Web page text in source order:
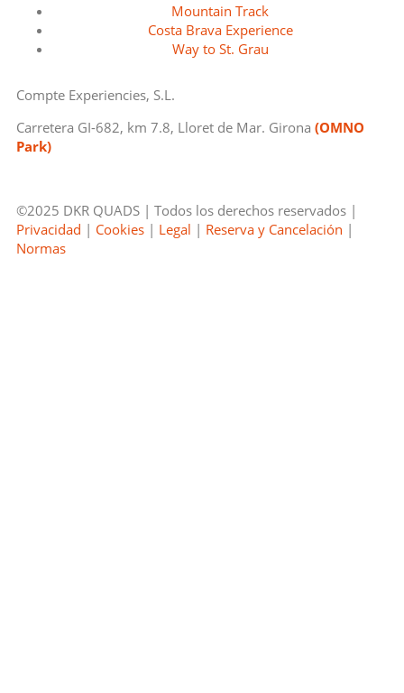
Mountain Track
Costa Brava Experience
Way to St. Grau
Compte Experiencies, S.L.
Carretera GI-682, km 7.8, Lloret de Mar. Girona (OMNO
Park)
©2025 DKR QUADS | Todos los derechos reservados |
Privacidad | Cookies | Legal | Reserva y Cancelación |
Normas